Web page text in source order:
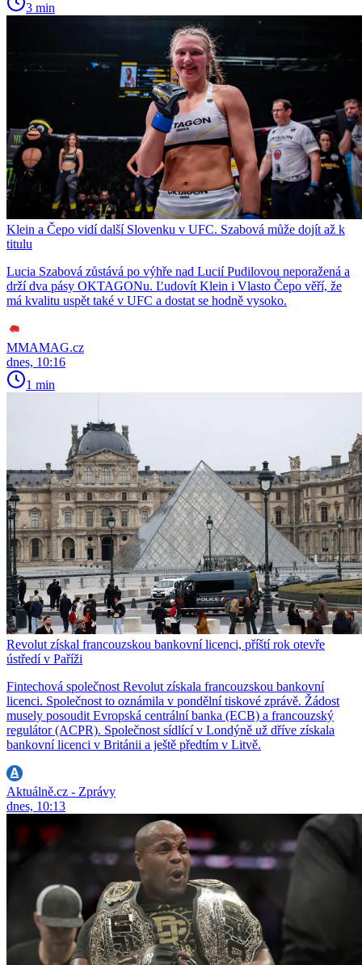
3 min
Klein a Čepo vidí další Slovenku v UFC. Szabová může dojít až k
titulu
Lucia Szabová zůstává po výhře nad Lucií Pudilovou neporažená a
drží dva pásy OKTAGONu. Ľudovít Klein i Vlasto Čepo věří, že
má kvalitu uspět také v UFC a dostat se hodně vysoko.
MMAMAG.cz
dnes, 10:16
1 min
Revolut získal francouzskou bankovní licenci, příští rok otevře
ústředí v Paříži
Fintechová společnost Revolut získala francouzskou bankovní
licenci. Společnost to oznámila v pondělní tiskové zprávě. Žádost
musely posoudit Evropská centrální banka (ECB) a francouzský
regulátor (ACPR). Společnost sídlící v Londýně už dříve získala
bankovní licenci v Británii a ještě předtím v Litvě.
Aktuálně.cz - Zprávy
dnes, 10:13